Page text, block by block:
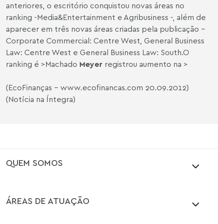
anteriores, o escritório conquistou novas áreas no
ranking -Media&Entertainment e Agribusiness -, além de
aparecer em três novas áreas criadas pela publicação –
Corporate Commercial: Centre West, General Business
Law: Centre West e General Business Law: South.O
ranking é >Machado Meyer registrou aumento na >
(EcoFinanças - www.ecofinancas.com 20.09.2012)
(Notícia na Íntegra)
QUEM SOMOS
ÁREAS DE ATUAÇÃO